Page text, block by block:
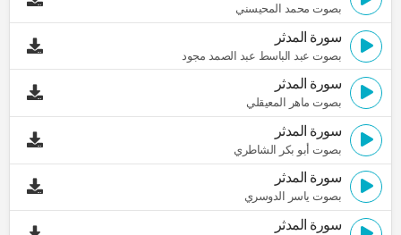
بصوت محمد المحيسني
سورة المدثر
بصوت عبد الباسط عبد الصمد مجود
سورة المدثر
بصوت ماهر المعيقلي
سورة المدثر
بصوت أبو بكر الشاطري
سورة المدثر
بصوت ياسر الدوسري
سورة المدثر